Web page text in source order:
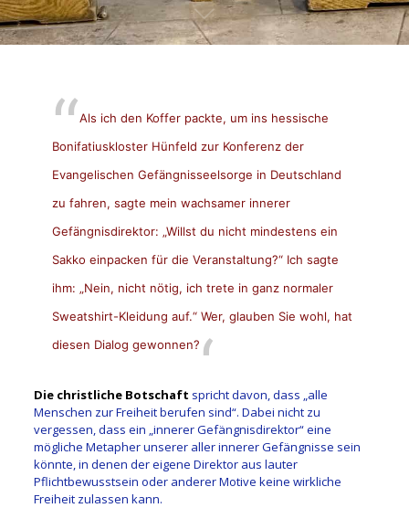
Als ich den Koffer packte, um ins hessische
Bonifatiuskloster Hünfeld zur Konferenz der
Evangelischen Gefängnisseelsorge in Deutschland
zu fahren, sagte mein wachsamer innerer
Gefängnisdirektor: „Willst du nicht mindestens ein
Sakko einpacken für die Veranstaltung?“ Ich sagte
ihm: „Nein, nicht nötig, ich trete in ganz normaler
Sweatshirt-Kleidung auf.“ Wer, glauben Sie wohl, hat
diesen Dialog gewonnen?
Die christliche Botschaft spricht davon, dass „alle
Menschen zur Freiheit berufen sind“. Dabei nicht zu
vergessen, dass ein „innerer Gefängnisdirektor“ eine
mögliche Metapher unserer aller innerer Gefängnisse sein
könnte, in denen der eigene Direktor aus lauter
Pflichtbewusstsein oder anderer Motive keine wirkliche
Freiheit zulassen kann.